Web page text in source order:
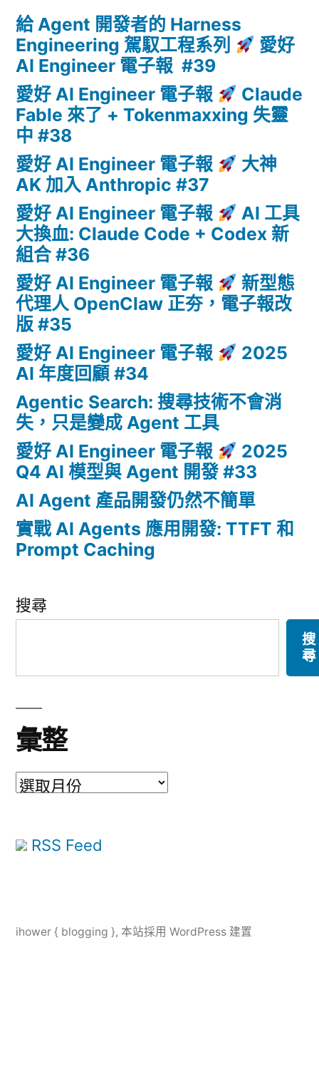
給 Agent 開發者的 Harness
Engineering 駕馭工程系列
愛好
AI Engineer 電子報 #39
愛好 AI Engineer 電子報
Claude
Fable 來了 + Tokenmaxxing 失靈
中 #38
愛好 AI Engineer 電子報
大神
AK 加入 Anthropic #37
愛好 AI Engineer 電子報
AI 工具
大換血: Claude Code + Codex 新
組合 #36
愛好 AI Engineer 電子報
新型態
代理人 OpenClaw 正夯，電子報改
版 #35
愛好 AI Engineer 電子報
2025
AI 年度回顧 #34
Agentic Search: 搜尋技術不會消
失，只是變成 Agent 工具
愛好 AI Engineer 電子報
2025
Q4 AI 模型與 Agent 開發 #33
AI Agent 產品開發仍然不簡單
實戰 AI Agents 應用開發: TTFT 和
Prompt Caching
搜尋
搜
尋
彙整
彙
RSS Feed
ihower { blogging }, 本站採用 WordPress 建置